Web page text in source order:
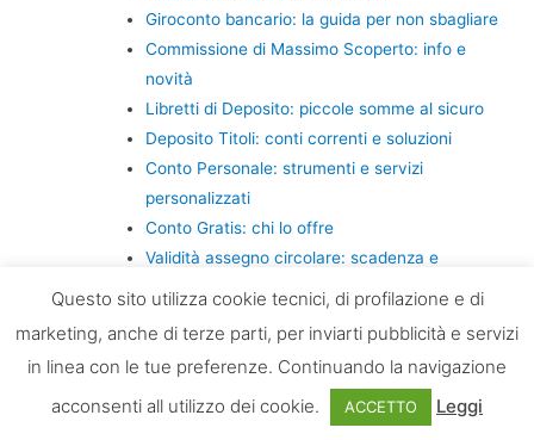
Giroconto bancario: la guida per non sbagliare
Commissione di Massimo Scoperto: info e
novità
Libretti di Deposito: piccole somme al sicuro
Deposito Titoli: conti correnti e soluzioni
Conto Personale: strumenti e servizi
personalizzati
Conto Gratis: chi lo offre
Validità assegno circolare: scadenza e
Assegno Scoperto: come gestire le
conseguenze
Conto corrente di corrispondenza: a chi
Questo sito utilizza cookie tecnici, di profilazione e di
marketing, anche di terze parti, per inviarti pubblicità e servizi
in linea con le tue preferenze. Continuando la navigazione
acconsenti all utilizzo dei cookie.
ACCETTO Leggi